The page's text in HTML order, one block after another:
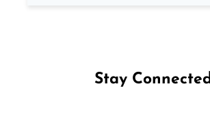
Stay Connected